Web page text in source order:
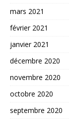
mars 2021
février 2021
janvier 2021
décembre 2020
novembre 2020
octobre 2020
septembre 2020